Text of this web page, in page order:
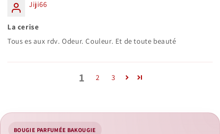
Jiji66
La cerise
Tous es aux rdv. Odeur. Couleur. Et de toute beauté
1 2 3
BOUGIE PARFUMÉE BAKOUGIE